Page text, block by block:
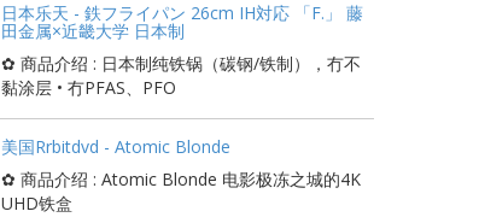
日本乐天 - 鉄フライパン 26cm IH対応 「F.」 藤
田金属×近畿大学 日本制
✿ 商品介绍 : 日本制纯铁锅（碳钢/铁制），冇不
黏涂层 • 冇PFAS、PFO
美国Rrbitdvd - Atomic Blonde
✿ 商品介绍 : Atomic Blonde 电影极冻之城的4K
UHD铁盒